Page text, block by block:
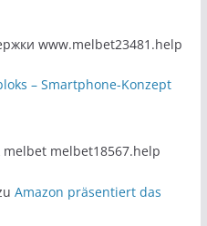
www.melbet23481.help
– Smartphone-Konzept
melbet18567.help
Amazon präsentiert das